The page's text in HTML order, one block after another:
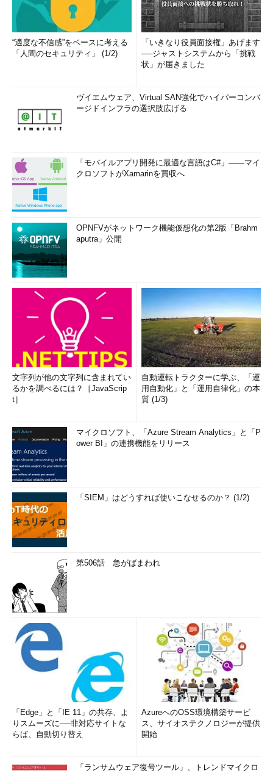
でシステムを管理するには限界がある。そこで新たにActive
Directoryとともに導入されたのが、「グループ・ポリシー」と
いうメカニズムである。次回は、このグループ・ポリシーについ
て見ていく。
「グループ・ポリシーのしくみ
“適度な不信感”をベースに考える
「人間のセキュリティ」 (1/2)
「いきなり役員面接権」あげます
──ジャストシステムから「挑戦
状」が届きました
ヴイエムウェア、Virtual SAN強化でハイパーコンバ
ージドインフラの選択肢広げる
「モバイルアプリ開発に最適な言語はC#」――マイ
クロソフトがXamarinを買収へ
OPNFVがネットワーク機能仮想化の第2版「Brahm
aputra」公開
文字列が他の文字列に含まれてい
るかを調べるには？［JavaScrip
t］
自動運転トラクターに学ぶ、「運
用自動化」と「運用自律化」の本
質 (1/3)
マイクロソフト、「Azure Stream Analytics」と「P
ower BI」の連携機能をリリース
「SIEM」はどうすれば使いこなせるのか？ (1/2)
第506話 急がばまわれ
「Edge」と「IE 11」の共存、よ
りスムーズに──非対応サイトな
らば、自動切り替え
AzureへのOSS環境構築サービ
ス、サイオステクノロジーが提供
開始
「ランサムウェア復号ツール」、トレンドマイクロ